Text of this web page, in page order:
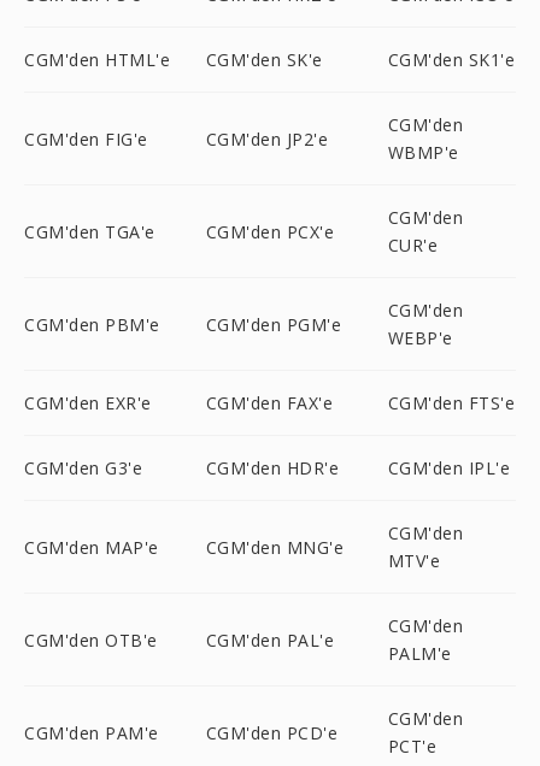
CGM'den HTML'e CGM'den SK'e CGM'den SK1'e
CGM'den FIG'e CGM'den JP2'e
CGM'den
WBMP'e
CGM'den TGA'e CGM'den PCX'e
CGM'den
CUR'e
CGM'den PBM'e CGM'den PGM'e
CGM'den
WEBP'e
CGM'den EXR'e CGM'den FAX'e CGM'den FTS'e
CGM'den G3'e CGM'den HDR'e CGM'den IPL'e
CGM'den MAP'e CGM'den MNG'e
CGM'den
MTV'e
CGM'den OTB'e CGM'den PAL'e
CGM'den
PALM'e
CGM'den PAM'e CGM'den PCD'e
CGM'den
PCT'e